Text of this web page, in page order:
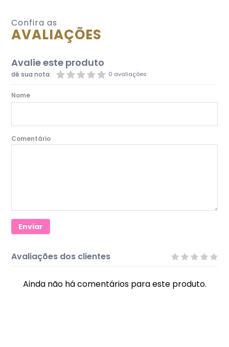
Confira as
AVALIAÇÕES
Avalie este produto
0 avaliações
dê sua nota:
Nome
Comentário
Enviar
Avaliações dos clientes
Ainda não há comentários para este produto.